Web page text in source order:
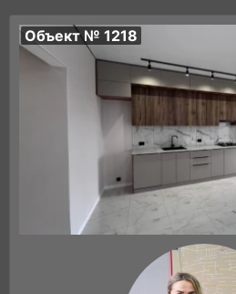
Цена:
Объект № 1218